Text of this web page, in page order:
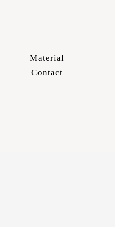
Material
Contact